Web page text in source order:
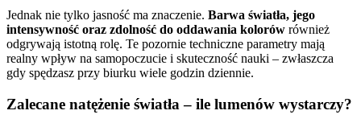
Jednak nie tylko jasność ma znaczenie. Barwa światła, jego
intensywność oraz zdolność do oddawania kolorów również
odgrywają istotną rolę. Te pozornie techniczne parametry mają
realny wpływ na samopoczucie i skuteczność nauki – zwłaszcza
gdy spędzasz przy biurku wiele godzin dziennie.
Zalecane natężenie światła – ile lumenów wystarczy?